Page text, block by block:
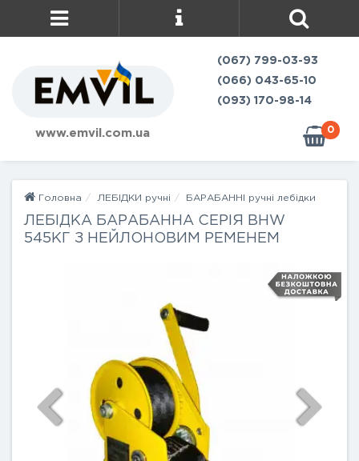
www.emvil.com.ua
(067) 799-03-93
(066) 043-65-10
(093) 170-98-14
0
Головна ЛЕБІДКИ ручні БАРАБАННІ ручні лебідки
ЛЕБІДКА БАРАБАННА СЕРІЯ BHW
545КГ З НЕЙЛОНОВИМ РЕМЕНЕМ